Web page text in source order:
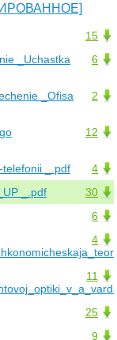
15
6
_Uchastka
2
_Ofisa
12
4
_.pdf
30
_.pdf
6
4
11
25
9